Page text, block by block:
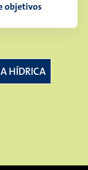
objetivos
HÍDRICA